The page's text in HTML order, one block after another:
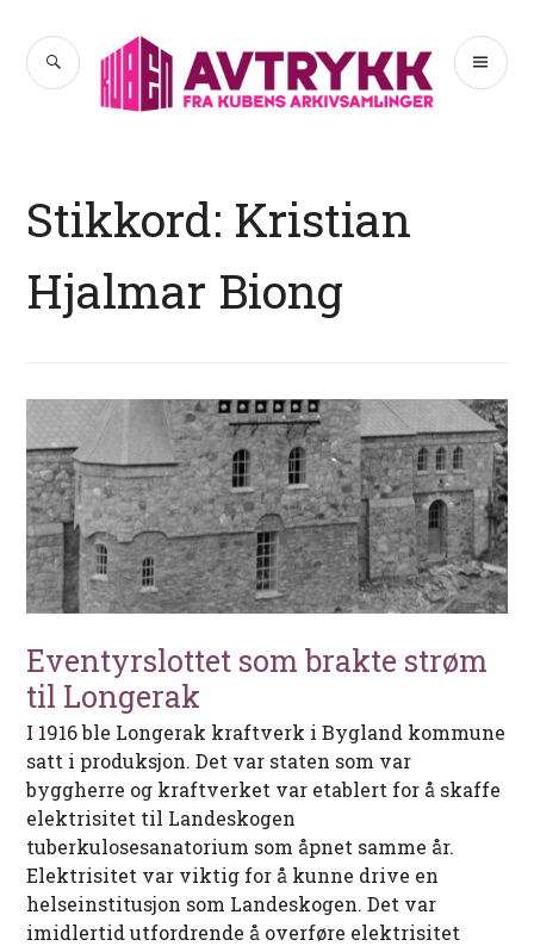
innhold
Avtrykk
SØK
Stikkord: Kristian
Hjalmar Biong
Eventyrslottet som brakte strøm
til Longerak
I 1916 ble Longerak kraftverk i Bygland kommune
satt i produksjon. Det var staten som var
byggherre og kraftverket var etablert for å skaffe
elektrisitet til Landeskogen
tuberkulosesanatorium som åpnet samme år.
Elektrisitet var viktig for å kunne drive en
helseinstitusjon som Landeskogen. Det var
imidlertid utfordrende å overføre elektrisitet